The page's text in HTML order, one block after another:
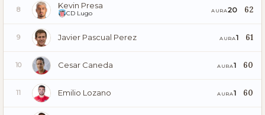
8 Kevin Presa
CD Lugo AURA20 62
9 Javier Pascual Perez AURA1 61
10 Cesar Caneda AURA1 60
11 Emilio Lozano AURA1 60